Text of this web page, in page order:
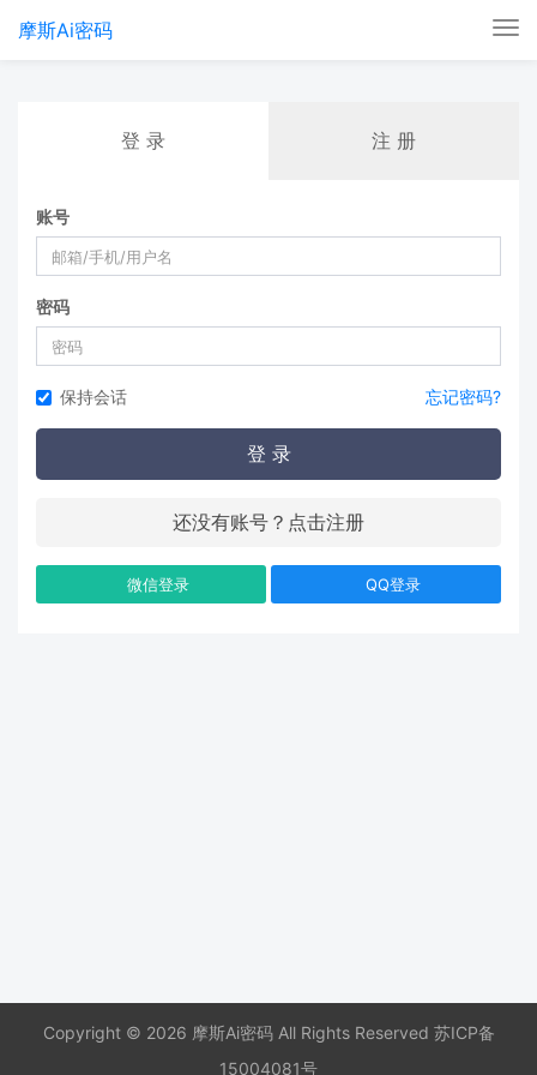
摩斯Ai密码
登 录 注 册
账号
密码
保持会话 忘记密码?
登 录
还没有账号？点击注册
微信登录 QQ登录
Copyright © 2026 摩斯Ai密码 All Rights Reserved 苏ICP备
15004081号